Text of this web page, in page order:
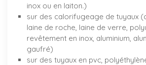
inox ou en laiton.)
sur des calorifugeage de tuyaux
laine de roche, laine de verre,
revêtement en inox, aluminium,
gaufré)
sur des tuyaux en pvc,